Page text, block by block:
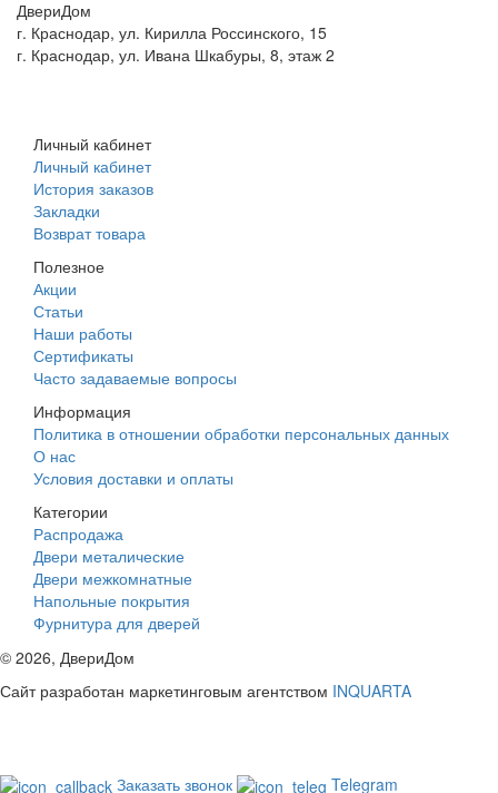
ДвериДом
г. Краснодар, ул. Кирилла Россинского, 15
г. Краснодар, ул. Ивана Шкабуры, 8, этаж 2
Личный кабинет
Личный кабинет
История заказов
Закладки
Возврат товара
Полезное
Акции
Статьи
Наши работы
Сертификаты
Часто задаваемые вопросы
Информация
Политика в отношении обработки персональных данных
О нас
Условия доставки и оплаты
Категории
Распродажа
Двери металические
Двери межкомнатные
Напольные покрытия
Фурнитура для дверей
© 2026, ДвериДом
Сайт разработан маркетинговым агентством INQUARTA
Заказать звонок Telegram